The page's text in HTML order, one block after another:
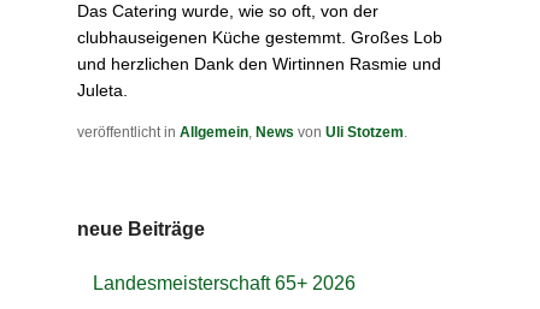
Das Catering wurde, wie so oft, von der
clubhauseigenen Küche gestemmt. Großes Lob
und herzlichen Dank den Wirtinnen Rasmie und
Juleta.
veröffentlicht in Allgemein, News von Uli Stotzem.
neue Beiträge
Landesmeisterschaft 65+ 2026